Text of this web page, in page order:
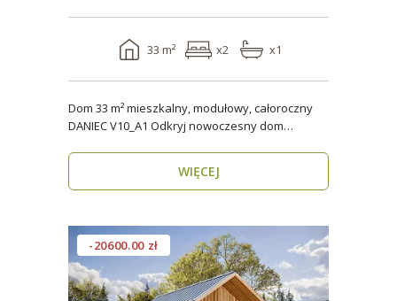
33 m² x2 x1
Dom 33 m² mieszkalny, modułowy, całoroczny
DANIEC V10_A1 Odkryj nowoczesny dom
WIĘCEJ
-20600.00 zł